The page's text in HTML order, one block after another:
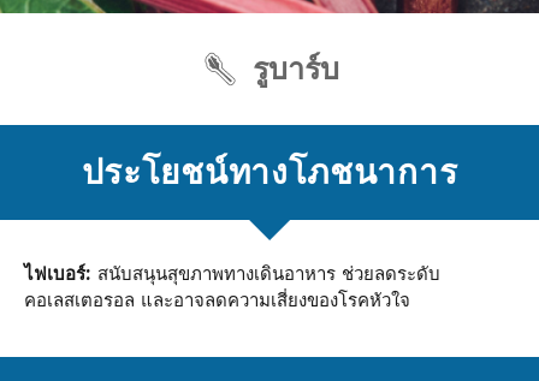
รูบาร์บ
ประโยชน์ทางโภชนาการ
ไฟเบอร์: สนับสนุนสุขภาพทางเดินอาหาร ช่วยลดระดับ
คอเลสเตอรอล และอาจลดความเสี่ยงของโรคหัวใจ